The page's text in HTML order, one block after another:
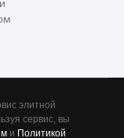
элитной
сервис, вы
и Политикой